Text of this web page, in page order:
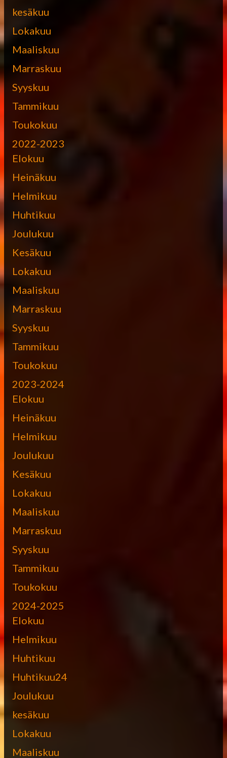
kesäkuu
Lokakuu
Maaliskuu
Marraskuu
Syyskuu
Tammikuu
Toukokuu
2022-2023
Elokuu
Heinäkuu
Helmikuu
Huhtikuu
Joulukuu
Kesäkuu
Lokakuu
Maaliskuu
Marraskuu
Syyskuu
Tammikuu
Toukokuu
2023-2024
Elokuu
Heinäkuu
Helmikuu
Joulukuu
Kesäkuu
Lokakuu
Maaliskuu
Marraskuu
Syyskuu
Tammikuu
Toukokuu
2024-2025
Elokuu
Helmikuu
Huhtikuu
Huhtikuu24
Joulukuu
kesäkuu
Lokakuu
Maaliskuu